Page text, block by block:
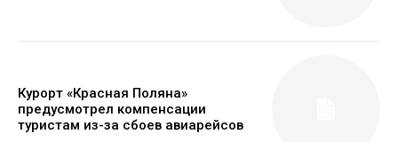
Курорт «Красная Поляна»
предусмотрел компенсации
туристам из-за сбоев авиарейсов